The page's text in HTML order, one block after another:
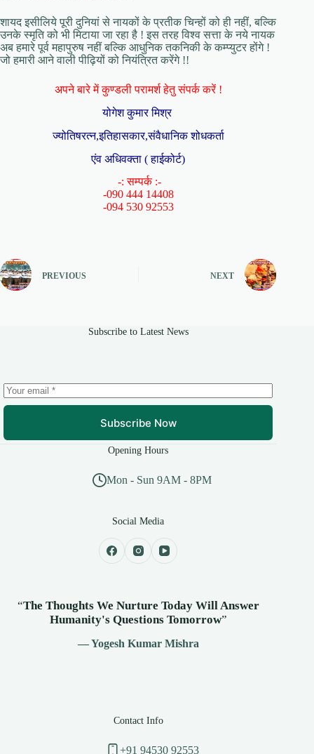
शायद इसीलिये पूरी दुनियां से नायकों के प्रतीक चिन्हों को ही नहीं, बल्कि
उनके स्मृति को भी मिटाया जा रहा है ! इस तरह विश्व सत्ता के नये नायक
अब हमारे पूर्व महापुरुष नहीं बल्कि आधुनिक तकनिकी के कम्प्युटर होंगे !
जो हमारी आने वाली पीढ़ियों को नियंत्रित करेंगे !!
अपने बारे में कुण्डली परामर्श हेतु संपर्क करें !
योगेश कुमार मिश्र
ज्योतिषरत्न,इतिहासकार,संवैधानिक शोधकर्ता
एंव अधिवक्ता ( हाईकोर्ट)
-: सम्पर्क :-
-090 444 14408
-094 530 92553
PREVIOUS NEXT
Subscribe to Latest News
Subscribe Now
Opening Hours
Mon - Sun 9AM - 8PM
Social Media
“The Thoughts We Nurture Today Will Answer
Humanity's Questions Tomorrow”
— Yogesh Kumar Mishra
Contact Info
+91 94530 92553